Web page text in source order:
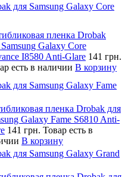
для Samsung Galaxy Core
пленка Drobak
Samsung Galaxy Core
I8580 Anti-Glare 141 грн.
есть в наличии В корзину
для Samsung Galaxy Fame
пленка Drobak для
Galaxy Fame S6810 Anti-
141 грн. Товар есть в
В корзину
для Samsung Galaxy Grand